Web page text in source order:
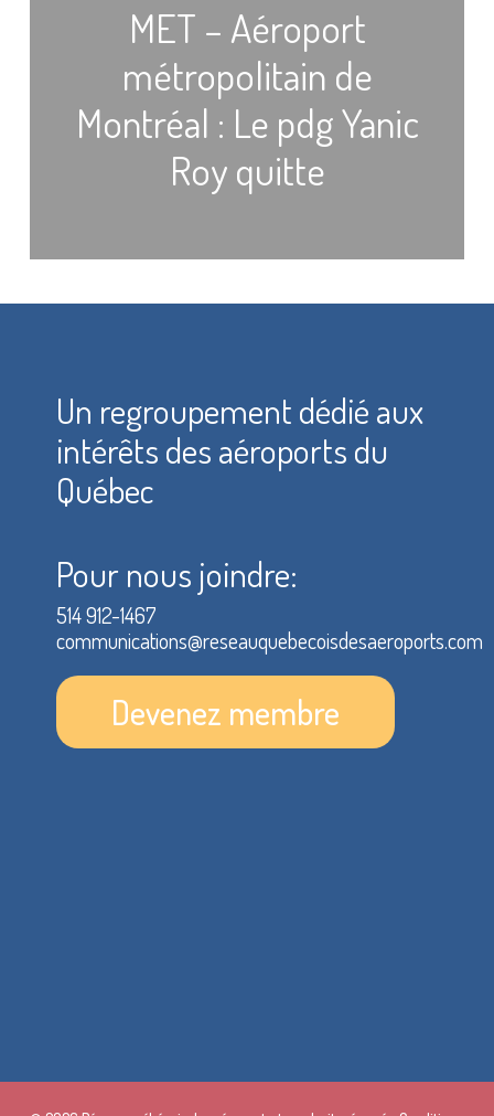
MET – Aéroport
métropolitain de
Montréal : Le pdg Yanic
Roy quitte
Un regroupement dédié aux
intérêts des aéroports du
Québec
Pour nous joindre:
514 912-1467
communications@reseauquebecoisdesaeroports.com
Devenez membre